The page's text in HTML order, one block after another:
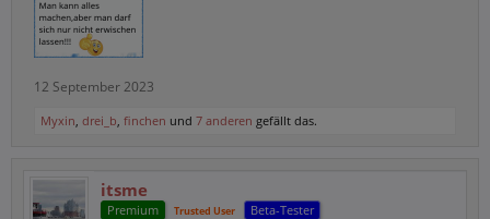
12 September 2023
Myxin, drei_b, finchen und 7 anderen gefällt das.
itsme
Premium Trusted User Beta-Tester